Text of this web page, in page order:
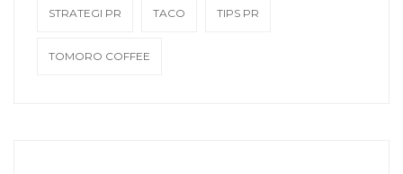
STRATEGI PR TACO TIPS PR
TOMORO COFFEE